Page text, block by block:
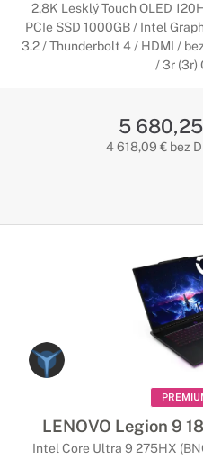
2,8K Lesklý Touch OLED
PCIe SSD 1000GB / Intel
3.2 / Thunderbolt 4 / HDMI /
/ 3r (3r)
5
4 618,09 € bez
LENOVO Legion 9
Intel Core Ultra 9 275HX